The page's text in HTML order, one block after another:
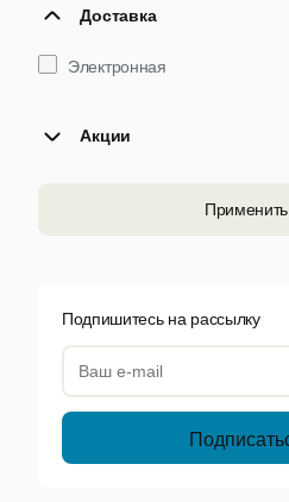
Доставка
Электронная
Акции
Применить
Подпишитесь на рассылку